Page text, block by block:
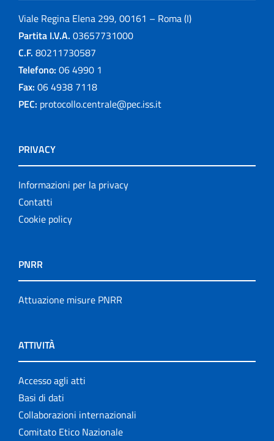
Viale Regina Elena 299, 00161 – Roma (I)
Partita I.V.A. 03657731000
C.F. 80211730587
Telefono: 06 4990 1
Fax: 06 4938 7118
PEC: protocollo.centrale@pec.iss.it
PRIVACY
Informazioni per la privacy
Contatti
Cookie policy
PNRR
Attuazione misure PNRR
ATTIVITÀ
Accesso agli atti
Basi di dati
Collaborazioni internazionali
Comitato Etico Nazionale